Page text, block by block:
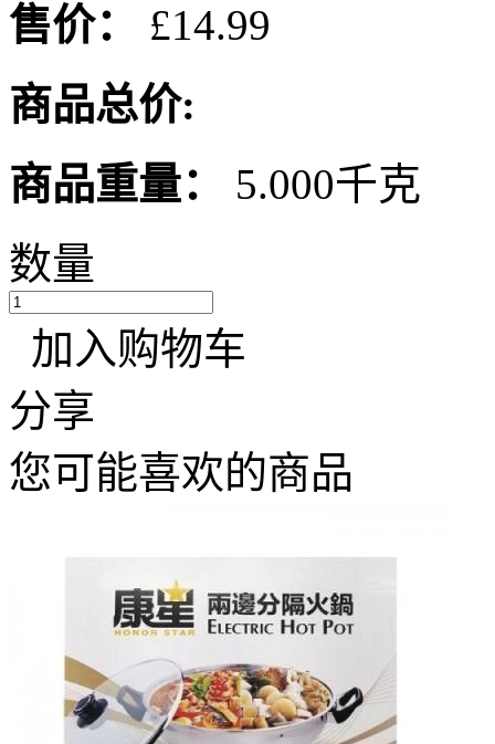
售价：
£14.99
商品总价:
商品重量：
5.000千克
数量
加入购物车
分享
您可能喜欢的商品